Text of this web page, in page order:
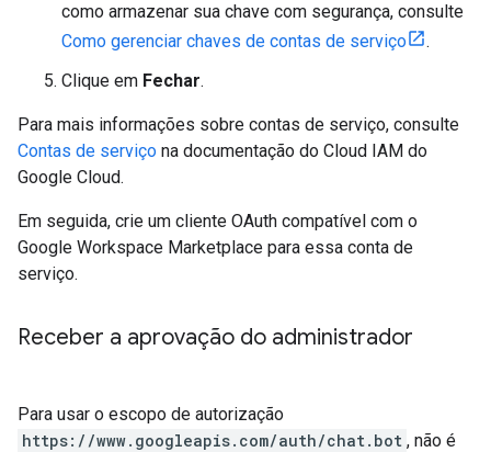
como armazenar sua chave com segurança, consulte
Como gerenciar chaves de contas de serviço
.
Clique em Fechar.
Para mais informações sobre contas de serviço, consulte
Contas de serviço na documentação do Cloud IAM do
Google Cloud.
Em seguida, crie um cliente OAuth compatível com o
Google Workspace Marketplace para essa conta de
serviço.
Receber a aprovação do administrador
Para usar o escopo de autorização
https://www.googleapis.com/auth/chat.bot , não é